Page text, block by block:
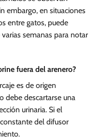
embargo, en situaciones
entre gatos, puede
semanas para notar
fuera del arenero?
es de origen
debe descartarse una
urinaria. Si el
del difusor